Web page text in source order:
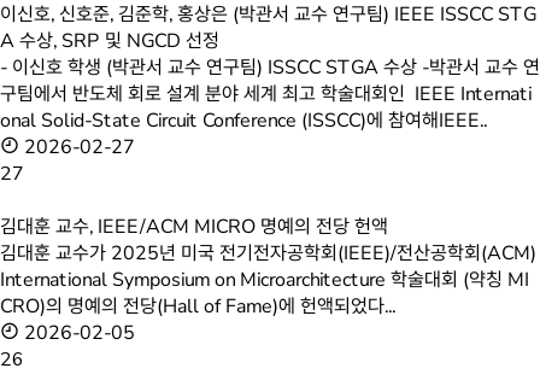
이신호, 신호준, 김준학, 홍상은 (박관서 교수 연구팀) IEEE ISSCC STG
A 수상, SRP 및 NGCD 선정
- 이신호 학생 (박관서 교수 연구팀) ISSCC STGA 수상 -박관서 교수 연
구팀에서 반도체 회로 설계 분야 세계 최고 학술대회인 IEEE Internati
onal Solid-State Circuit Conference (ISSCC)에 참여해IEEE..
2026-02-27
27
김대훈 교수, IEEE/ACM MICRO 명예의 전당 헌액
김대훈 교수가 2025년 미국 전기전자공학회(IEEE)/전산공학회(ACM)
International Symposium on Microarchitecture 학술대회 (약칭 MI
CRO)의 명예의 전당(Hall of Fame)에 헌액되었다...
2026-02-05
26